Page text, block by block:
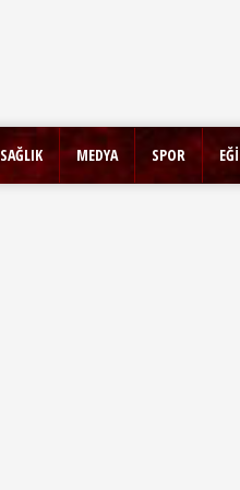
SAĞLIK MEDYA SPOR